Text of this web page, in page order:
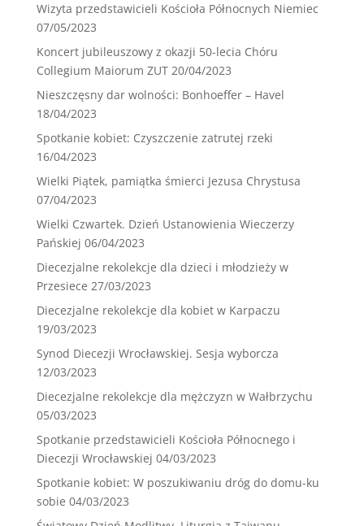
Wizyta przedstawicieli Kościoła Północnych Niemiec
07/05/2023
Koncert jubileuszowy z okazji 50-lecia Chóru
Collegium Maiorum ZUT 20/04/2023
Nieszczęsny dar wolności: Bonhoeffer – Havel
18/04/2023
Spotkanie kobiet: Czyszczenie zatrutej rzeki
16/04/2023
Wielki Piątek, pamiątka śmierci Jezusa Chrystusa
07/04/2023
Wielki Czwartek. Dzień Ustanowienia Wieczerzy
Pańskiej 06/04/2023
Diecezjalne rekolekcje dla dzieci i młodzieży w
Przesiece 27/03/2023
Diecezjalne rekolekcje dla kobiet w Karpaczu
19/03/2023
Synod Diecezji Wrocławskiej. Sesja wyborcza
12/03/2023
Diecezjalne rekolekcje dla mężczyzn w Wałbrzychu
05/03/2023
Spotkanie przedstawicieli Kościoła Północnego i
Diecezji Wrocławskiej 04/03/2023
Spotkanie kobiet: W poszukiwaniu dróg do domu-ku
sobie 04/03/2023